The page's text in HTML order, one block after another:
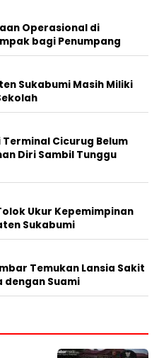
Operasional di
bagi Penumpang
Sukabumi Masih Miliki
Cicurug Belum
Diri Sambil Tunggu
Ukur Kepemimpinan
Sukabumi
Temukan Lansia Sakit
dengan Suami